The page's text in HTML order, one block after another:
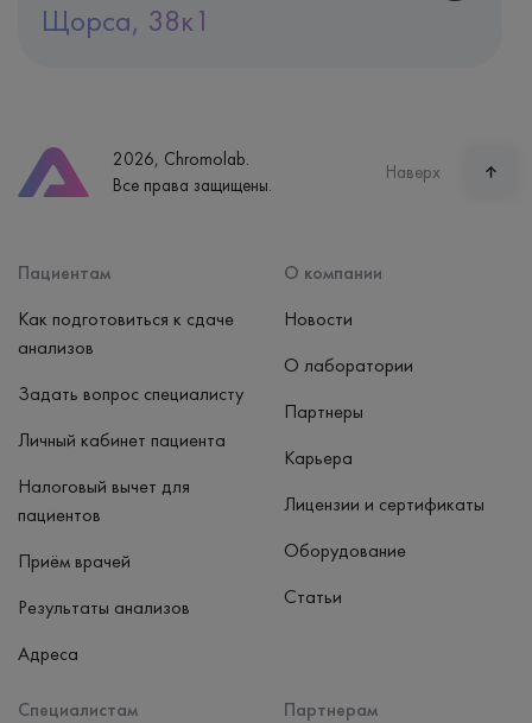
Щорса, 38к1
Часы работы
пн-вс: 7:30-15:00
2026, Chromolab.
Все права защищены.
Наверх
Пациентам
Как подготовиться к сдаче
анализов
Задать вопрос специалисту
Личный кабинет пациента
Налоговый вычет для
пациентов
Приём врачей
Результаты анализов
Адреса
Специалистам
Партнерам
О компании
Новости
О лаборатории
Партнеры
Карьера
Лицензии и сертификаты
Оборудование
Статьи